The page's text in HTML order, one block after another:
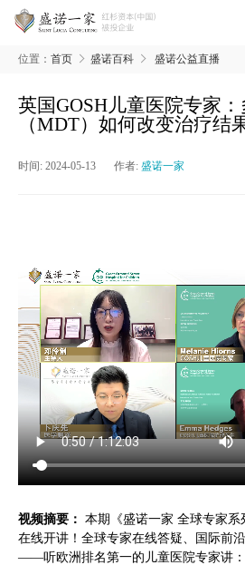
位置： 首页 盛诺百科 盛诺公益直播
英国GOSH儿童医院专家
（MDT）如何改变治疗结
时间: 2024-05-13 作者: 盛诺一家
视频摘要： 本期《盛诺一家 全球专家
在线开讲！全球专家在线答疑、国际前
——听欧洲排名第一的儿童医院专家讲